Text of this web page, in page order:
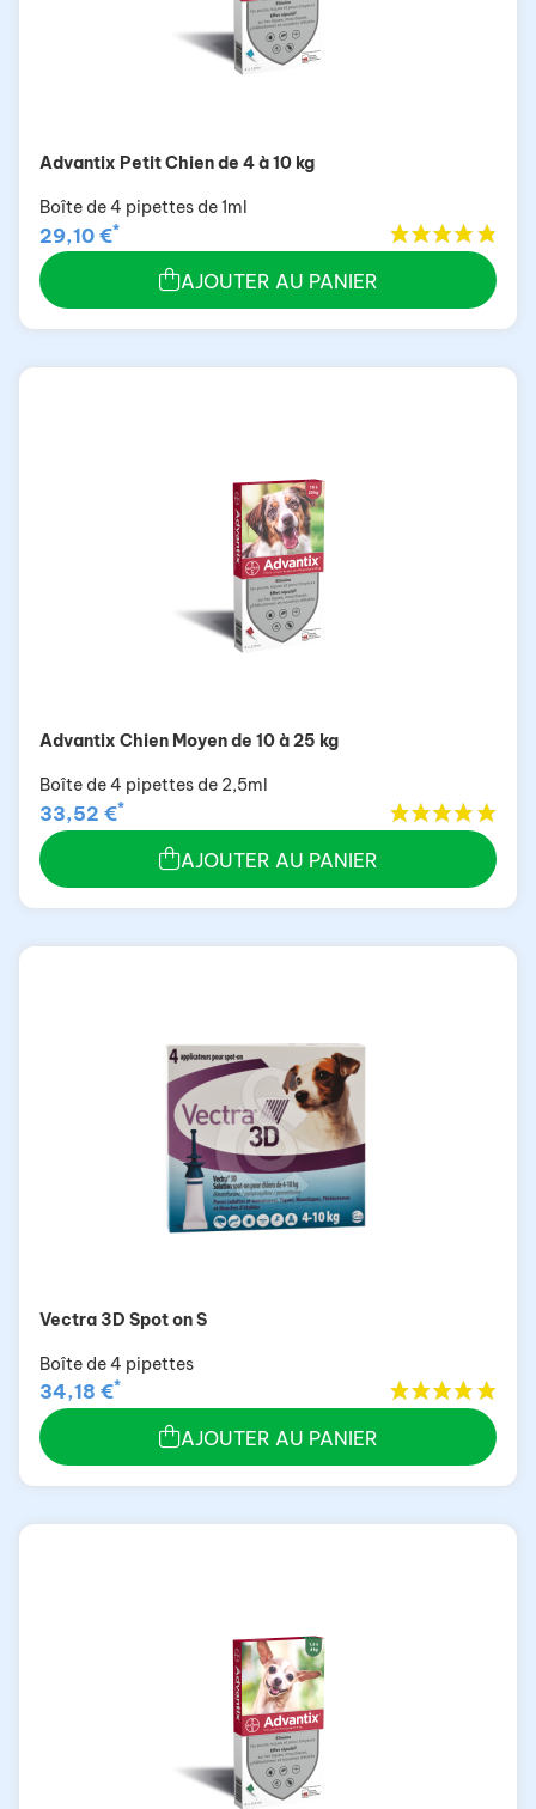
Advantix Petit Chien de 4 à 10 kg
Boîte de 4 pipettes de 1ml
29,10 €*
AJOUTER AU PANIER
Advantix Chien Moyen de 10 à 25 kg
Boîte de 4 pipettes de 2,5ml
33,52 €*
AJOUTER AU PANIER
Vectra 3D Spot on S
Boîte de 4 pipettes
34,18 €*
AJOUTER AU PANIER